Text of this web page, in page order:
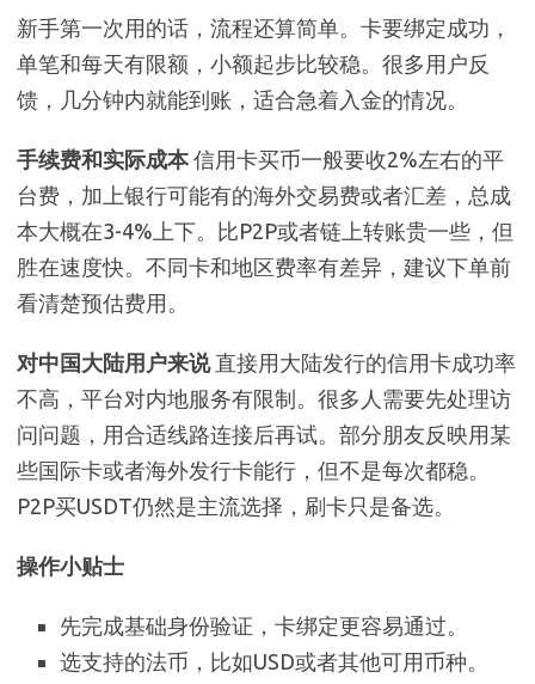
新手第一次用的话，流程还算简单。卡要绑定成功，
单笔和每天有限额，小额起步比较稳。很多用户反
馈，几分钟内就能到账，适合急着入金的情况。
手续费和实际成本信用卡买币一般要收2%左右的平
台费，加上银行可能有的海外交易费或者汇差，总成
本大概在3-4%上下。比P2P或者链上转账贵一些，但
胜在速度快。不同卡和地区费率有差异，建议下单前
看清楚预估费用。
对中国大陆用户来说直接用大陆发行的信用卡成功率
不高，平台对内地服务有限制。很多人需要先处理访
问问题，用合适线路连接后再试。部分朋友反映用某
些国际卡或者海外发行卡能行，但不是每次都稳。
P2P买USDT仍然是主流选择，刷卡只是备选。
操作小贴士
先完成基础身份验证，卡绑定更容易通过。
选支持的法币，比如USD或者其他可用币种。